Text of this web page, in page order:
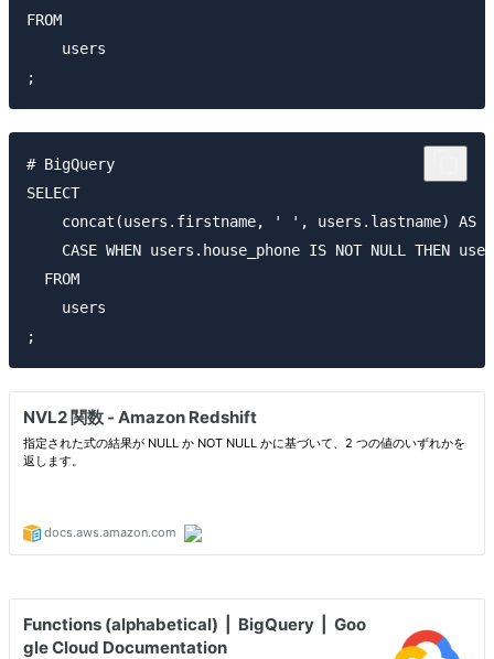
FROM
    users
# BigQuery
SELECT
concat(users.firstname, ' ', users.lastname) AS
CASE WHEN users.house_phone IS NOT NULL THEN
  FROM
    users